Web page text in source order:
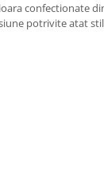
confectionate
potrivite atat